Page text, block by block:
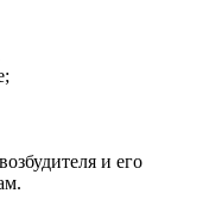
и его